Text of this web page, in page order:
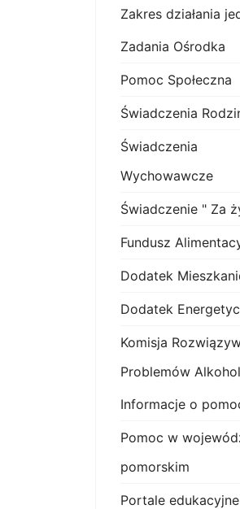
Zakres działania
Zadania Ośrodka
Pomoc Społeczna
Świadczenia
Świadczenia
Wychowawcze
Świadczenie " Za
Fundusz
Dodatek
Dodatek
Komisja
Problemów
Informacje o
Pomoc w
pomorskim
Portale edukacyjne